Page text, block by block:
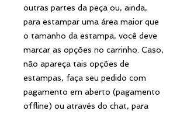
outras partes da peça ou, ainda,
para estampar uma área maior que
o tamanho da estampa, você deve
marcar as opções no carrinho. Caso,
não apareça tais opções de
estampas, faça seu pedido com
pagamento em aberto (pagamento
offline) ou através do chat, para